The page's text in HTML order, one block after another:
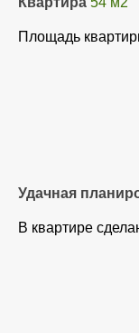
Площадь
Удачная
В квартире